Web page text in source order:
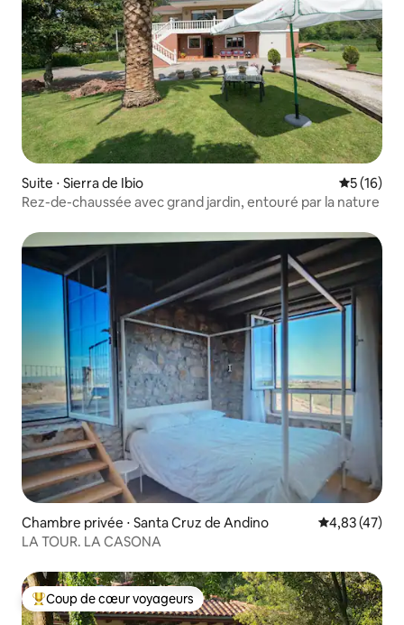
Suite ⋅ Sierra de Ibio
5 (16)
Rez-de-chaussée avec grand jardin, entouré par la nature
Chambre privée ⋅ Santa Cruz de Andino Évaluation
4,83 (47)
LA TOUR. LA CASONA
Coups de cœur voyageurs les plus appréciés
Coup de cœur voyageurs